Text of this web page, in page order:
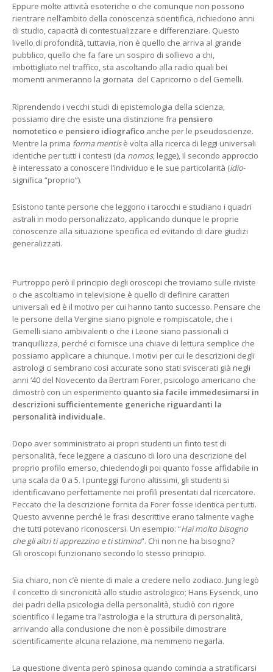
Eppure molte attività esoteriche o che comunque non possono
rientrare nell’ambito della conoscenza scientifica, richiedono anni
di studio, capacità di contestualizzare e differenziare. Questo
livello di profondità, tuttavia, non è quello che arriva al grande
pubblico, quello che fa fare un sospiro di sollievo a chi,
imbottigliato nel traffico, sta ascoltando alla radio quali bei
momenti animeranno la giornata del Capricorno o del Gemelli.
Riprendendo i vecchi studi di epistemologia della scienza,
possiamo dire che esiste una distinzione fra pensiero
nomotetico e pensiero idiografico anche per le pseudoscienze.
Mentre la prima forma mentisè volta alla ricerca di leggi universali
identiche per tutti i contesti (da nomos, legge), il secondo approccio
è interessato a conoscere l’individuo e le sue particolarità (idio-
significa “proprio”).
Esistono tante persone che leggono i tarocchi e studiano i quadri
astrali in modo personalizzato, applicando dunque le proprie
conoscenze alla situazione specifica ed evitando di dare giudizi
generalizzati.
Purtroppo però il principio degli oroscopi che troviamo sulle riviste
o che ascoltiamo in televisione è quello di definire caratteri
universali ed è il motivo per cui hanno tanto successo. Pensare che
le persone della Vergine siano pignole e rompiscatole, che i
Gemelli siano ambivalenti o che i Leone siano passionali ci
tranquillizza, perché ci fornisce una chiave di lettura semplice che
possiamo applicare a chiunque. I motivi per cui le descrizioni degli
astrologi ci sembrano così accurate sono stati sviscerati già negli
anni ‘40 del Novecento da Bertram Forer, psicologo americano che
dimostrò con un esperimento quanto sia facile immedesimarsi in
descrizioni sufficientemente generiche riguardanti la
personalità individuale.
Dopo aver somministrato ai propri studenti un finto test di
personalità, fece leggere a ciascuno di loro una descrizione del
proprio profilo emerso, chiedendogli poi quanto fosse affidabile in
una scala da 0 a 5. I punteggi furono altissimi, gli studenti si
identificavano perfettamente nei profili presentati dal ricercatore.
Peccato che la descrizione fornita da Forer fosse identica per tutti.
Questo avvenne perché le frasi descrittive erano talmente vaghe
che tutti potevano riconoscersi. Un esempio: “Hai molto bisogno
che gli altri ti apprezzino e ti stimino”. Chi non ne ha bisogno?
Gli oroscopi funzionano secondo lo stesso principio.
Sia chiaro, non c’è niente di male a credere nello zodiaco. Jung legò
il concetto di sincronicità allo studio astrologico; Hans Eysenck, uno
dei padri della psicologia della personalità, studiò con rigore
scientifico il legame tra l’astrologia e la struttura di personalità,
arrivando alla conclusione che non è possibile dimostrare
scientificamente alcuna relazione, ma nemmeno negarla.
La questione diventa però spinosa quando comincia a stratificarsi